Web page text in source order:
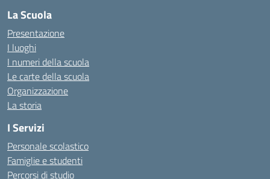
La Scuola
Presentazione
I luoghi
I numeri della scuola
Le carte della scuola
Organizzazione
La storia
I Servizi
Personale scolastico
Famiglie e studenti
Percorsi di studio